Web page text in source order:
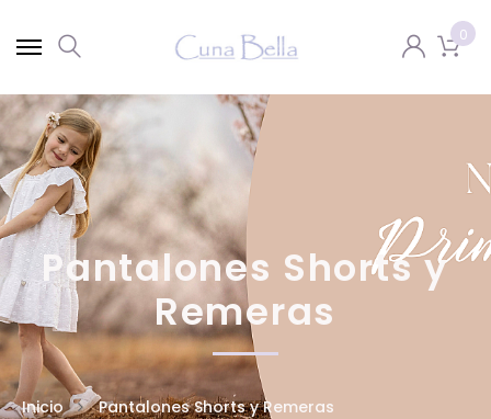
0
Pantalones Shorts y
Remeras
Inicio
Pantalones Shorts y Remeras